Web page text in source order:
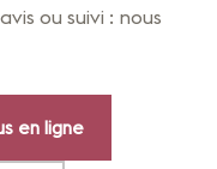
ou suivi : nous
en ligne